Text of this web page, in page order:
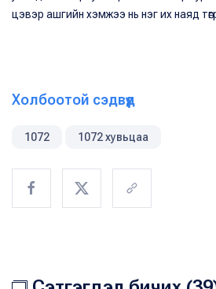
цэвэр ашгийн хэмжээ нь нэг их наяд
Холбоотой сэдвүүд
1072 1072 хувьцаа